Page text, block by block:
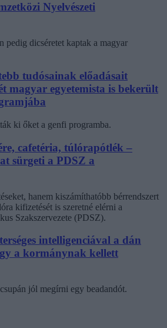
Nyelvészeti
pedig dicséretet kaptak a magyar
tudósainak előadásait
magyar egyetemista is bekerült
ki őket a genfi programba.
cafetéria, túlórapótlék –
sürgeti a PDSZ a
hanem kiszámíthatóbb bérrendszert
kifizetését is szeretné elérni a
Szakszervezete (PDSZ).
intelligenciával a dán
a kormánynak kellett
jól megírni egy beadandót.